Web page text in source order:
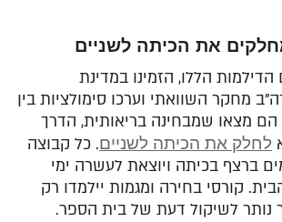
את הכיתה לשניים
הללו, הזמינו במדינת
מחקר השוואתי וערכו סימולציות בין
הם מצאו שמבחינה בריאותית, הדרך
לחלק את הכיתה לשניים. כל קבוצה
ברצף בכיתה ויוצאת לעשרה ימי
קורסי בחירה ומגמות יילמדו רק
נותר לשיקול דעת של בית הספר.